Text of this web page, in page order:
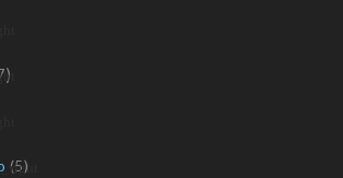
(5)